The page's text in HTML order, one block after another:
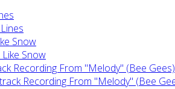
Snow
Recording From "Melody" (Bee Gees)